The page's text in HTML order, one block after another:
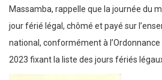
Massamba, rappelle que la journée du
jour férié légal, chômé et payé sur
national, conformément à
2023 fixant la liste des jours fériés